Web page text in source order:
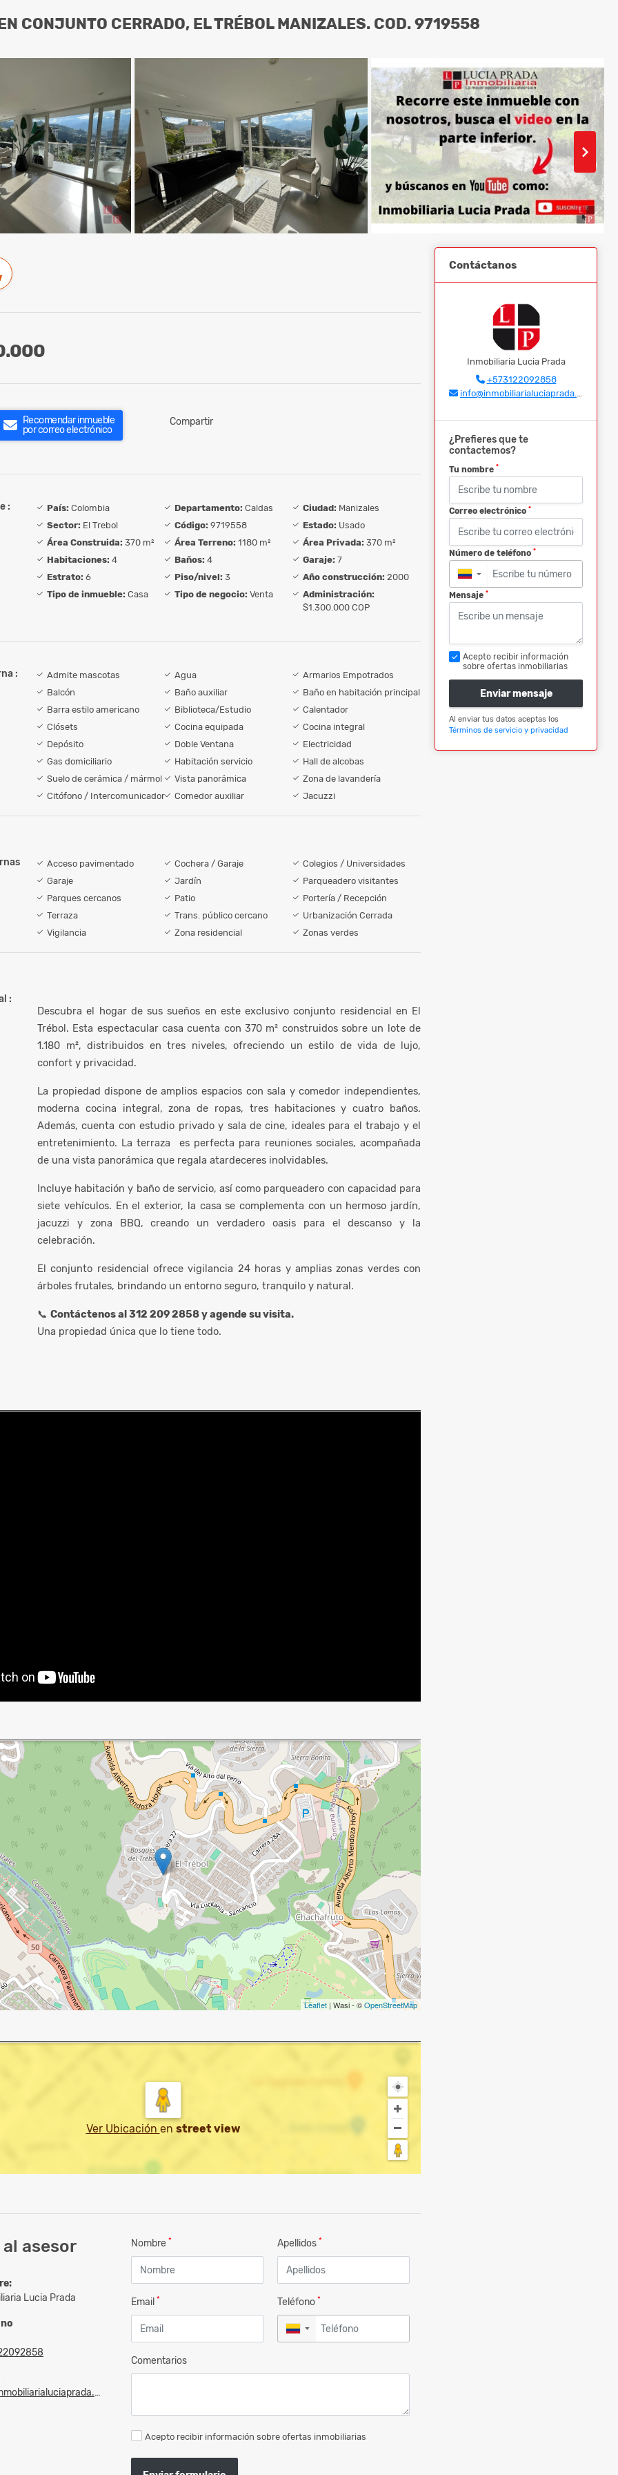
CONJUNTO CERRADO, EL TRÉBOL MANIZALES. COD. 9719558
Recomendar inmueble
por correo electrónico
Compartir
: País: Colombia Departamento: Caldas Ciudad: Manizales
Sector: El Trebol Código: 9719558 Estado: Usado
Área Construida: 370 m² Área Terreno: 1180 m² Área Privada: 370 m²
Habitaciones: 4 Baños: 4 Garaje: 7
Estrato: 6 Piso/nivel: 3 Año construcción: 2000
Tipo de inmueble: Casa Tipo de negocio: Venta
Administración:
$1.300.000 COP
: Admite mascotas Agua
Armarios Empotrados
Balcón
Baño auxiliar
Baño en habitación principal
Barra estilo americano
Biblioteca/Estudio
Calentador
Clósets
Cocina equipada
Cocina integral
Depósito
Doble Ventana
Electricidad
Gas domiciliario
Habitación servicio
Hall de alcobas
Suelo de cerámica / mármol
Vista panorámica
Zona de lavandería
Citófono / Intercomunicador
Comedor auxiliar Jacuzzi
Acceso pavimentado Cochera / Garaje
Colegios / Universidades
Garaje
Jardín
Parqueadero visitantes
Parques cercanos
Patio
Portería / Recepción
Terraza
Trans. público cercano
Urbanización Cerrada
Vigilancia
Zona residencial Zonas verdes
:
Descubra el hogar de sus sueños en este exclusivo conjunto residencial en El
Trébol. Esta espectacular casa cuenta con 370 m² construidos sobre un lote de
1.180 m², distribuidos en tres niveles, ofreciendo un estilo de vida de lujo,
confort y privacidad.
La propiedad dispone de amplios espacios con sala y comedor independientes,
moderna cocina integral, zona de ropas, tres habitaciones y cuatro baños.
Además, cuenta con estudio privado y sala de cine, ideales para el trabajo y el
entretenimiento. La terraza es perfecta para reuniones sociales, acompañada
de una vista panorámica que regala atardeceres inolvidables.
Incluye habitación y baño de servicio, así como parqueadero con capacidad para
siete vehículos. En el exterior, la casa se complementa con un hermoso jardín,
jacuzzi y zona BBQ, creando un verdadero oasis para el descanso y la
celebración.
El conjunto residencial ofrece vigilancia 24 horas y amplias zonas verdes con
árboles frutales, brindando un entorno seguro, tranquilo y natural.
📞 Contáctenos al 312 209 2858 y agende su visita.
Una propiedad única que lo tiene todo.
Leaflet | Wasi - ©OpenStreetMap
Ver Ubicación en street view
asesor
Lucia Prada
Nombre * Apellidos *
Email * Teléfono *
▼
Comentarios
Acepto recibir información sobre ofertas inmobiliarias
Contáctanos
Inmobiliaria Lucia Prada
+573122092858
info@inmobiliarialuciaprada.com
¿Prefieres que te
contactemos?
Tu nombre *
Correo electrónico *
Número de teléfono *
▼
Mensaje *
Acepto recibir información
sobre ofertas inmobiliarias
Enviar mensaje
Al enviar tus datos aceptas los
Términos de servicio y privacidad